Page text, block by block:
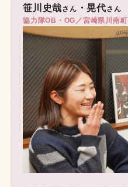
笹川史哉さん ・晃代さん
協力隊OB・OG／宮崎県川南町